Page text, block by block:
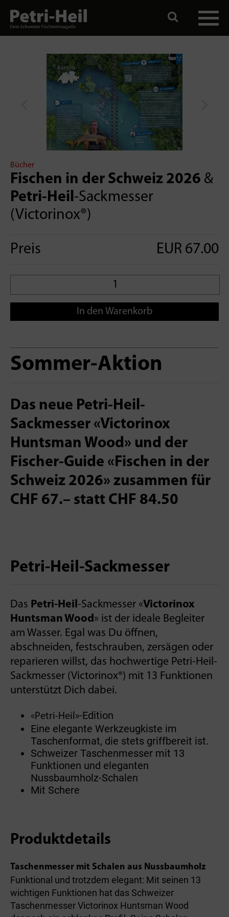
Bücher
Fischen in der Schweiz 2026 &
Petri-Heil-Sackmesser
(Victorinox®)
Preis EUR 67.00
In den Warenkorb
Sommer-Aktion
Das neue Petri-Heil-
Sackmesser «Victorinox
Huntsman Wood» und der
Fischer-Guide «Fischen in der
Schweiz 2026» zusammen für
CHF 67.– statt CHF 84.50
Petri-Heil-Sackmesser
Das Petri-Heil-Sackmesser «Victorinox
Huntsman Wood» ist der ideale Begleiter
am Wasser. Egal was Du öffnen,
abschneiden, festschrauben, zersägen oder
reparieren willst, das hochwertige Petri-Heil-
Sackmesser (Victorinox®) mit 13 Funktionen
unterstützt Dich dabei.
«Petri-Heil»-Edition
Eine elegante Werkzeugkiste im
Taschenformat, die stets griffbereit ist.
Schweizer Taschenmesser mit 13
Funktionen und eleganten
Nussbaumholz-Schalen
Mit Schere
Produktdetails
Taschenmesser mit Schalen aus Nussbaumholz
Funktional und trotzdem elegant: Mit seinen 13
wichtigen Funktionen hat das Schweizer
Taschenmesser Victorinox Huntsman Wood